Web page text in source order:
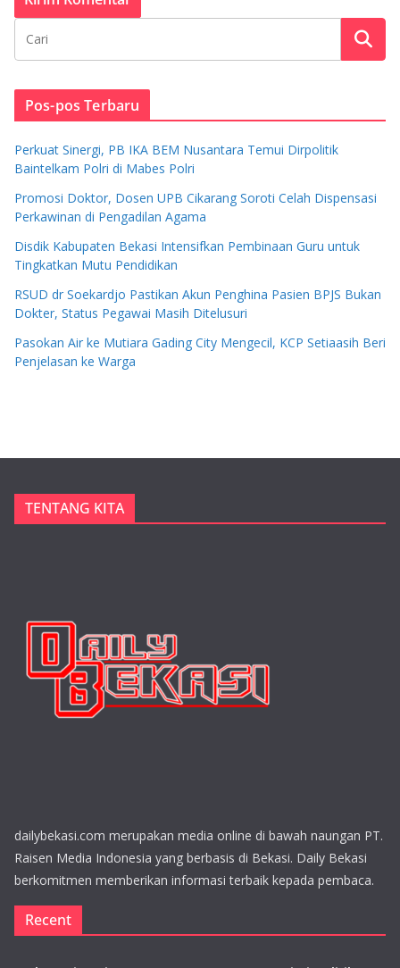
Pos-pos Terbaru
Perkuat Sinergi, PB IKA BEM Nusantara Temui Dirpolitik
Baintelkam Polri di Mabes Polri
Promosi Doktor, Dosen UPB Cikarang Soroti Celah Dispensasi
Perkawinan di Pengadilan Agama
Disdik Kabupaten Bekasi Intensifkan Pembinaan Guru untuk
Tingkatkan Mutu Pendidikan
RSUD dr Soekardjo Pastikan Akun Penghina Pasien BPJS Bukan
Dokter, Status Pegawai Masih Ditelusuri
Pasokan Air ke Mutiara Gading City Mengecil, KCP Setiaasih Beri
Penjelasan ke Warga
TENTANG KITA
dailybekasi.com merupakan media online di bawah naungan PT.
Raisen Media Indonesia yang berbasis di Bekasi. Daily Bekasi
berkomitmen memberikan informasi terbaik kepada pembaca.
Recent